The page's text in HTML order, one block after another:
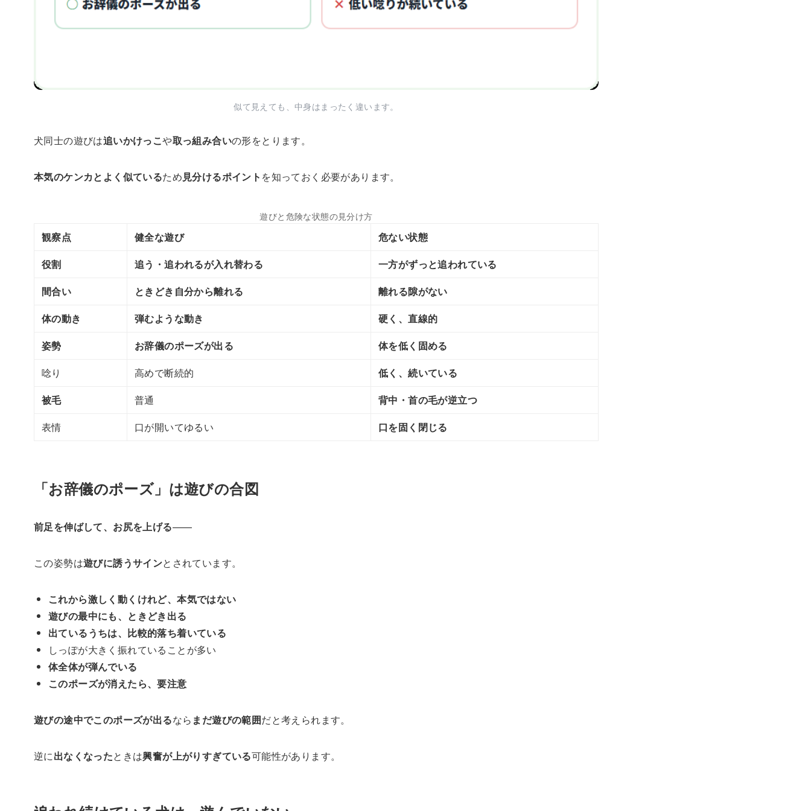
似て見えても、中身はまったく違います。
犬同士の遊びは追いかけっこや取っ組み合いの形をとります。
本気のケンカとよく似ているため見分けるポイント を知っておく必要があります。
遊びと危険な状態の見分け方
観察点 健全な遊び
危ない状態
役割
追う・追われるが入れ替わる
一方がずっと追われている
間合い
ときどき自分から離れる
離れる隙がない
体の動き
弾むような動き
硬く、直線的
姿勢
お辞儀のポーズが出る
体を低く固める
唸り
高めで断続的
低く、続いている
被毛
普通
背中・首の毛が逆立つ
表情
口が開いてゆるい 口を固く閉じる
「お辞儀のポーズ」は遊びの合図
前足を伸ばして、お尻を上げる——
この姿勢は遊びに誘うサインとされています。
これから激しく動くけれど、本気ではない
遊びの最中にも、ときどき出る
出ているうちは、比較的落ち着いている
しっぽが大きく振れていることが多い
体全体が弾んでいる
このポーズが消えたら、要注意
遊びの途中でこのポーズが出るなら まだ遊びの範囲だと考えられます。
逆に出なくなったときは興奮が上がりすぎている可能性があります。